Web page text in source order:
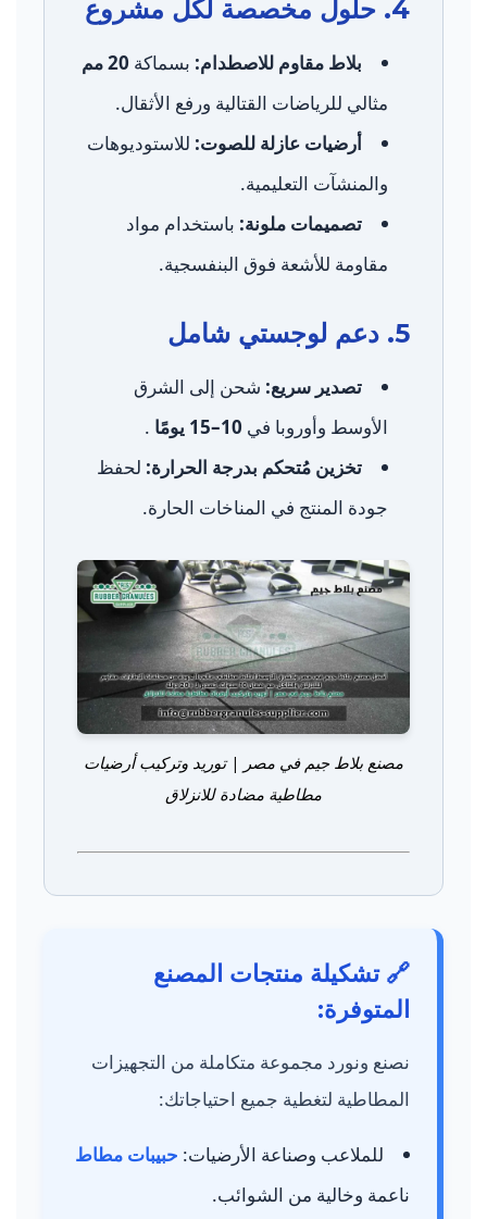
4. حلول مخصصة لكل مشروع
بلاط مقاوم للاصطدام: بسماكة 20 مم
مثالي للرياضات القتالية ورفع الأثقال.
أرضيات عازلة للصوت: للاستوديوهات
والمنشآت التعليمية.
تصميمات ملونة: باستخدام مواد
مقاومة للأشعة فوق البنفسجية.
5. دعم لوجستي شامل
تصدير سريع: شحن إلى الشرق
الأوسط وأوروبا في 10–15 يومًا
.
تخزين مُتحكم بدرجة الحرارة: لحفظ
جودة المنتج في المناخات الحارة.
مصنع بلاط جيم في مصر | توريد وتركيب أرضيات
مطاطية مضادة للانزلاق
🔗 تشكيلة منتجات المصنع
المتوفرة:
نصنع ونورد مجموعة متكاملة من التجهيزات
المطاطية لتغطية جميع احتياجاتك:
للملاعب وصناعة الأرضيات: حبيبات مطاط
ناعمة وخالية من الشوائب.